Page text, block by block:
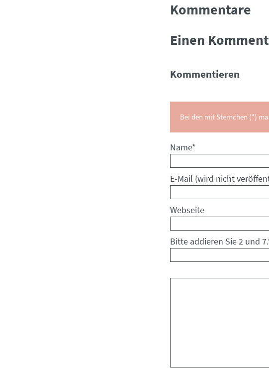
Kommentare
Einen
Kommentieren
Bei den mit Sternchen (*)
Pflichtfeld
Name*
Pflichtfeld
E-Mail (wird nicht
Webseite
Bitte addieren Sie 2 und 7.